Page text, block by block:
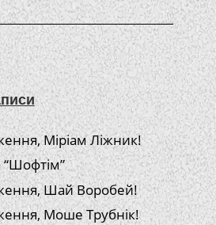
Міріам Ліжник!
Шай Воробей!
Моше Трубнік!